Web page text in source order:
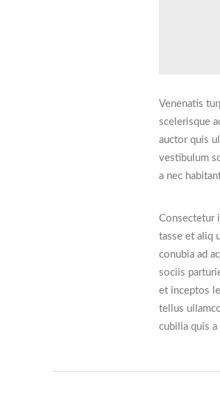
Venenatis
scelerisque
auctor quis
vestibulum
a nec
Consectetur
tasse et aliq
conubia ad
sociis
et inceptos
tellus
cubilia quis